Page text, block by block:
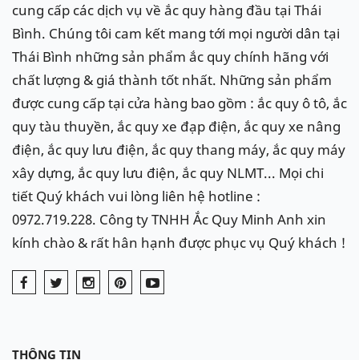
cung cấp các dịch vụ về ắc quy hàng đầu tại Thái
Bình. Chúng tôi cam kết mang tới mọi người dân tại
Thái Bình những sản phẩm ắc quy chính hãng với
chất lượng & giá thành tốt nhất. Những sản phẩm
được cung cấp tại cửa hàng bao gồm : ắc quy ô tô, ắc
quy tàu thuyền, ắc quy xe đạp điện, ắc quy xe nâng
điện, ắc quy lưu điện, ắc quy thang máy, ắc quy máy
xây dựng, ắc quy lưu điện, ắc quy NLMT... Mọi chi
tiết Quý khách vui lòng liên hệ hotline :
0972.719.228. Công ty TNHH Ắc Quy Minh Anh xin
kính chào & rất hân hạnh được phục vụ Quý khách !
THÔNG TIN